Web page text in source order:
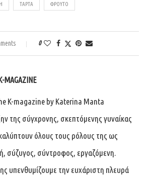
ΤΆΡΤΑ ΦΡΟΥΤΟ
0
MAGAZINE
K-magazine by Katerina Manta
της σύγχρονης, σκεπτόμενης γυναίκας
όλους τους ρόλους της ως
σύζυγος, σύντροφος, εργαζόμενη.
υπενθυμίζουμε την ευχάριστη πλευρά